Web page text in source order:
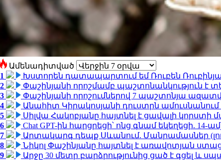
Ամենադիտված
1
Խստորեն դատապարտում եմ Ռուբեն
2
Փաշինյանի որոշմամբ պաշտոնանկություն է
3
Փաշինյանի որոշումներով 7 պաշտոնյա
4
Անահիտ Կիրակոսյանի դուստրն
5
Սիլվա Հակոբյանը հայտնել է ցավալի կորստի
6
Chat GPT-ին հարցրեցի՝ ոնց գնամ եկեղեցի.
7
Արտակարգ դեպք Սևանում. Մանրամասներ
8
Նիկոլ Փաշինյանը հայտնել է առավոտյան
9
Արջը 30 մետր բարձրությունից ցած է գցել և